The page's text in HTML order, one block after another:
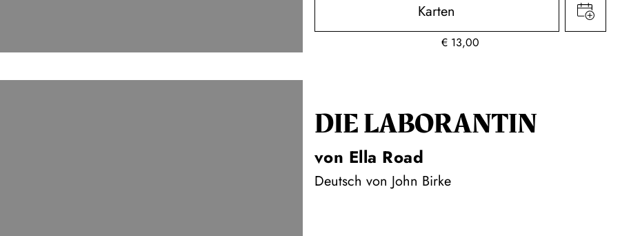
Karten
€ 13,00
DIE LA­BO­RAN­TIN
von Ella Road
Deutsch von John Birke